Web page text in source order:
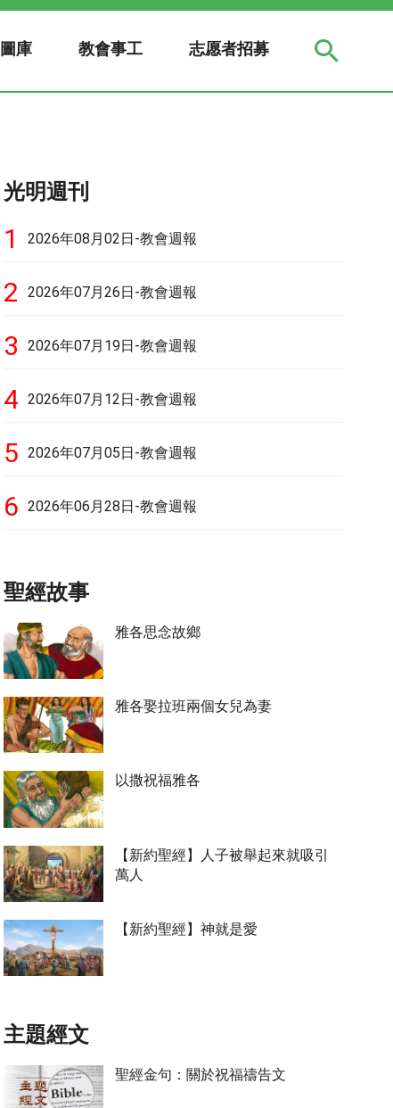
圖庫 教會事工 志愿者招募
光明週刊
1 2026年08月02日-教會週報
2 2026年07月26日-教會週報
3 2026年07月19日-教會週報
4 2026年07月12日-教會週報
5 2026年07月05日-教會週報
6 2026年06月28日-教會週報
聖經故事
雅各思念故鄉
雅各娶拉班兩個女兒為妻
以撒祝福雅各
【新約聖經】人子被舉起來就吸引
萬人
【新約聖經】神就是愛
主題經文
聖經金句：關於祝福禱告文